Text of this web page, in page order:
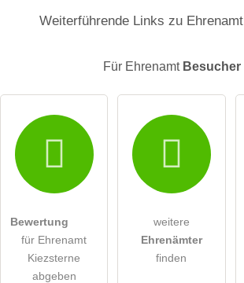
E-Mail-Adresse (wird nicht veröffentlicht)
Hiermit akzeptiere ich die .
öffentliche Frage stellen Abbrechen
Weiterführende Links zu Ehrenamt
Für Ehrenamt Besucher
Bewertung
für Ehrenamt
Kiezsterne
abgeben
weitere
Ehrenämter
finden